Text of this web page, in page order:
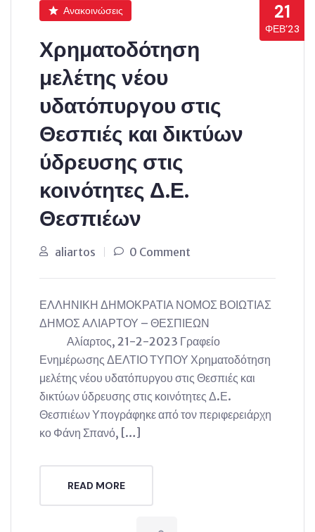
21
ΦΕΒ’23
Ανακοινώσεις
Χρηματοδότηση
μελέτης νέου
υδατόπυργου στις
Θεσπιές και δικτύων
ύδρευσης στις
κοινότητες Δ.Ε.
Θεσπιέων
aliartos 0 Comment
ΕΛΛΗΝΙΚΗ ΔΗΜΟΚΡΑΤΙΑ ΝΟΜΟΣ ΒΟΙΩΤΙΑΣ
ΔΗΜΟΣ ΑΛΙΑΡΤΟΥ – ΘΕΣΠΙΕΩΝ
Αλίαρτος, 21-2-2023 Γραφείο
Ενημέρωσης ΔΕΛΤΙΟ ΤΥΠΟΥ Χρηματοδότηση
μελέτης νέου υδατόπυργου στις Θεσπιές και
δικτύων ύδρευσης στις κοινότητες Δ.Ε.
Θεσπιέων Υπογράφηκε από τον περιφερειάρχη
κο Φάνη Σπανό, […]
READ MORE